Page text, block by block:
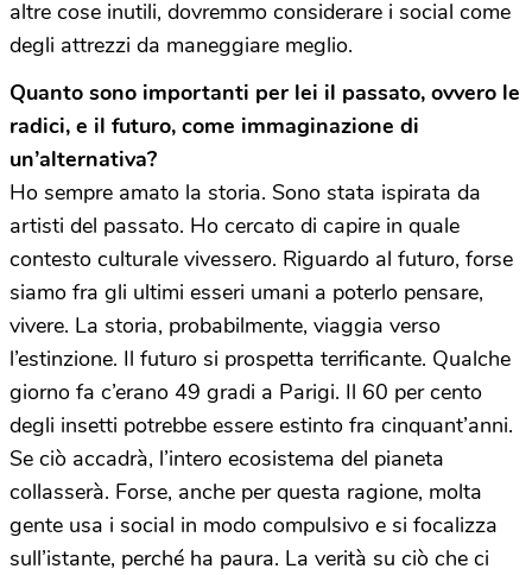
altre cose inutili, dovremmo considerare i social come
degli attrezzi da maneggiare meglio.
Quanto sono importanti per lei il passato, ovvero le
radici, e il futuro, come immaginazione di
un’alternativa?
Ho sempre amato la storia. Sono stata ispirata da
artisti del passato. Ho cercato di capire in quale
contesto culturale vivessero. Riguardo al futuro, forse
siamo fra gli ultimi esseri umani a poterlo pensare,
vivere. La storia, probabilmente, viaggia verso
l’estinzione. Il futuro si prospetta terrificante. Qualche
giorno fa c’erano 49 gradi a Parigi. Il 60 per cento
degli insetti potrebbe essere estinto fra cinquant’anni.
Se ciò accadrà, l’intero ecosistema del pianeta
collasserà. Forse, anche per questa ragione, molta
gente usa i social in modo compulsivo e si focalizza
sull’istante, perché ha paura. La verità su ciò che ci